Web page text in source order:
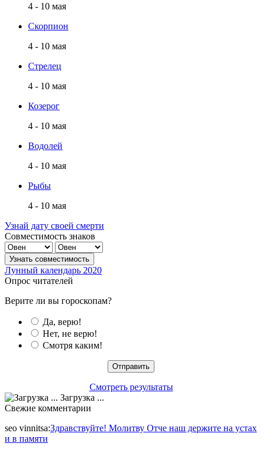
4 - 10 мая
Скорпион
4 - 10 мая
Стрелец
4 - 10 мая
Козерог
4 - 10 мая
Водолей
4 - 10 мая
Рыбы
4 - 10 мая
Узнай дату своей смерти
Совместимость знаков
Лунный календарь 2020
Опрос читателей
Верите ли вы гороскопам?
Да, верю!
Нет, не верю!
Смотря каким!
Смотреть результаты
Загрузка ...
Свежие комментарии
seo vinnitsa:Здравствуйте! Молитву Отче наш держите на устах
и в памяти